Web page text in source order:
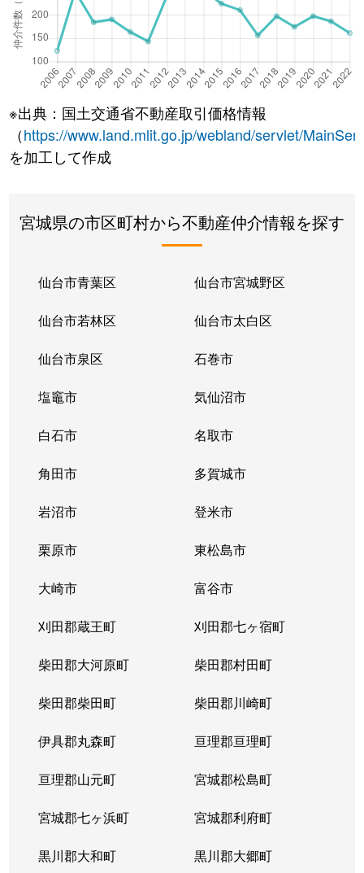
※出典：国土交通省不動産取引価格情報
（https://www.land.mlit.go.jp/webland/servlet/
を加工して作成
宮城県の市区町村から不動産仲介情報を探す
仙台市青葉区 仙台市宮城野区
仙台市若林区 仙台市太白区
仙台市泉区 石巻市
塩竈市 気仙沼市
白石市 名取市
角田市 多賀城市
岩沼市 登米市
栗原市 東松島市
大崎市 富谷市
刈田郡蔵王町 刈田郡七ヶ宿町
柴田郡大河原町 柴田郡村田町
柴田郡柴田町 柴田郡川崎町
伊具郡丸森町 亘理郡亘理町
亘理郡山元町 宮城郡松島町
宮城郡七ヶ浜町 宮城郡利府町
黒川郡大和町 黒川郡大郷町